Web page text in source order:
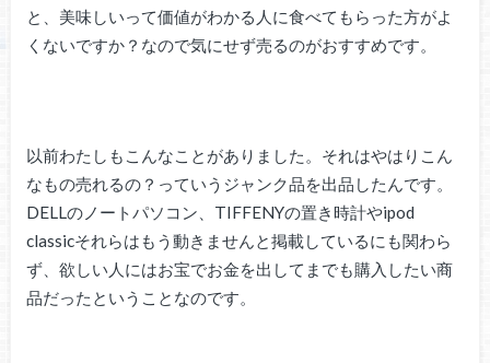
と、美味しいって価値がわかる人に食べてもらった方がよ
くないですか？なので気にせず売るのがおすすめです。
以前わたしもこんなことがありました。それはやはりこん
なもの売れるの？っていうジャンク品を出品したんです。
DELLのノートパソコン、TIFFENYの置き時計やipod
classicそれらはもう動きませんと掲載しているにも関わら
ず、欲しい人にはお宝でお金を出してまでも購入したい商
品だったということなのです。